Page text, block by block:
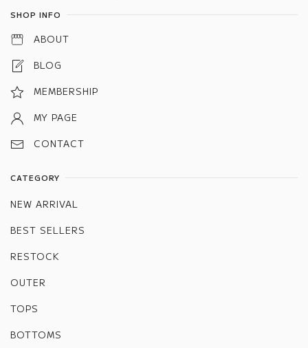
SHOP INFO
ABOUT
BLOG
MEMBERSHIP
MY PAGE
CONTACT
CATEGORY
NEW ARRIVAL
BEST SELLERS
RESTOCK
OUTER
TOPS
BOTTOMS